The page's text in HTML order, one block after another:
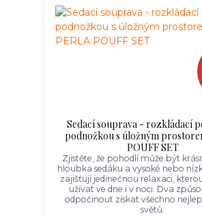
Sedací souprava - rozkládací
podnožkou s úložným
POUFF SET
Zjistěte, že pohodlí může být
hloubka sedáku a vysoké nebo
zajišťují jedinečnou relaxaci,
užívat ve dne i v noci. Dva
odpočinout získat všechno
světů.